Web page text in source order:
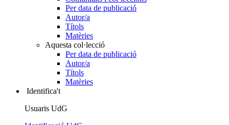
Per data de publicació
Autor/a
Títols
Matèries
Aquesta col·lecció
Per data de publicació
Autor/a
Títols
Matèries
Identifica't
Usuaris UdG